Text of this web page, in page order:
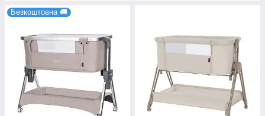
Безкоштовна 🚚